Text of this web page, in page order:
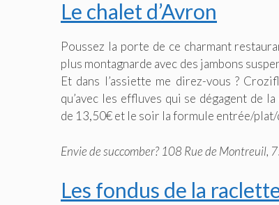
Le chalet d’Avron
Poussez la porte de ce charmant
plus montagnarde avec des jambons
Et dans l’assiette me direz-vous ?
qu’avec les effluves qui se dégagent de
de 13,50€ et le soir la formule entrée/
Envie de succomber? 108 Rue de
Les fondus de la